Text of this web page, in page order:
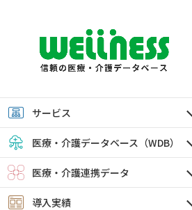
サービス
医療・介護データベース（WDB）
医療・介護連携データ
導入実績